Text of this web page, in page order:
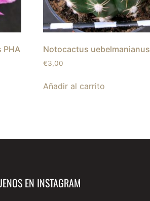
PHA
Notocactus uebelmanianus
€3,00
Añadir al carrito
EN INSTAGRAM